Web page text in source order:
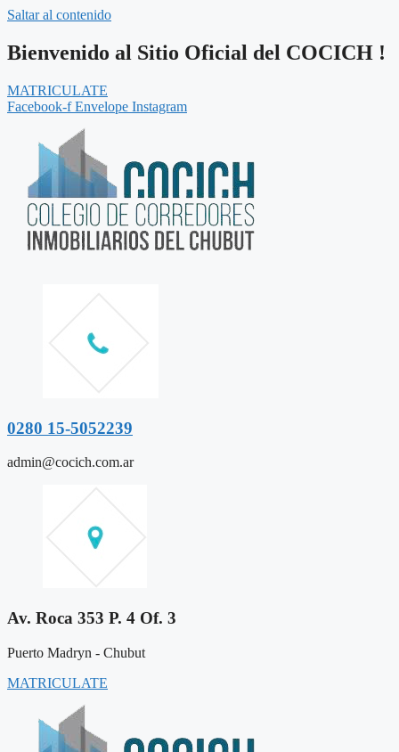
Saltar al contenido
Bienvenido al Sitio Oficial del COCICH !
MATRICULATE
Facebook-f Envelope Instagram
0280 15-5052239
admin@cocich.com.ar
Av. Roca 353 P. 4 Of. 3
Puerto Madryn - Chubut
MATRICULATE